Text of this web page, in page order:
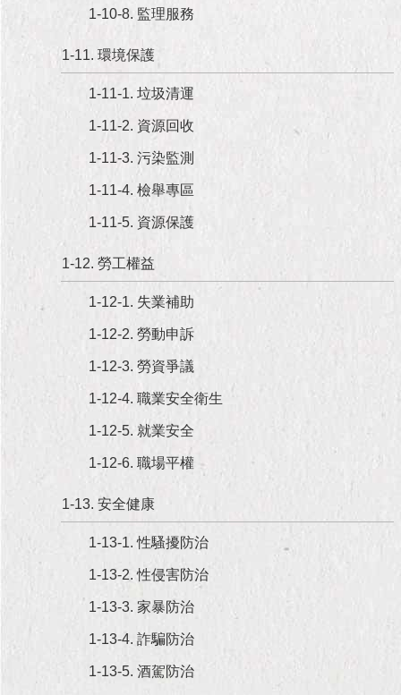
1-10-8. 監理服務
1-11. 環境保護
1-11-1. 垃圾清運
1-11-2. 資源回收
1-11-3. 污染監測
1-11-4. 檢舉專區
1-11-5. 資源保護
1-12. 勞工權益
1-12-1. 失業補助
1-12-2. 勞動申訴
1-12-3. 勞資爭議
1-12-4. 職業安全衛生
1-12-5. 就業安全
1-12-6. 職場平權
1-13. 安全健康
1-13-1. 性騷擾防治
1-13-2. 性侵害防治
1-13-3. 家暴防治
1-13-4. 詐騙防治
1-13-5. 酒駕防治